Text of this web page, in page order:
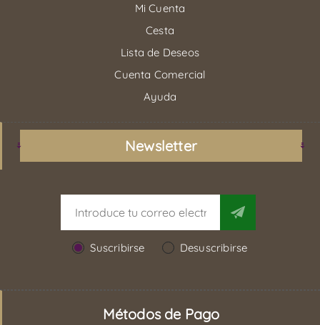
Mi Cuenta
Cesta
Lista de Deseos
Cuenta Comercial
Ayuda
Newsletter
Suscribirse Desuscribirse
Métodos de Pago